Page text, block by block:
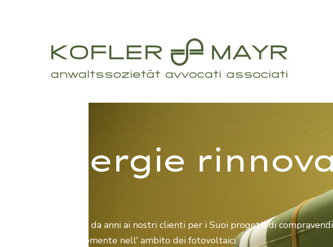
Energie
Assistiamo da anni ai nostri clienti per i Suoi progetti di
prevalentemente nell' ambito dei fotovoltaici.